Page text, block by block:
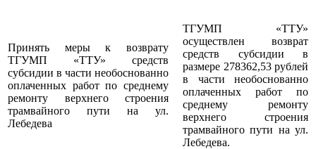
Принять меры к возврату
ТГУМП «ТТУ» средств
субсидии в части необоснованно
оплаченных работ по среднему
ремонту верхнего строения
трамвайного пути на ул.
Лебедева
ТГУМП «ТТУ»
осуществлен возврат
средств субсидии в
размере 278362,53 рублей
в части необоснованно
оплаченных работ по
среднему ремонту
верхнего строения
трамвайного пути на ул.
Лебедева.